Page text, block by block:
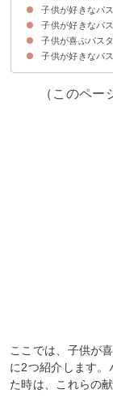
①鶏肉とほう
②牛乳で簡単に
③幼児食になる
④豆乳カルボ
⑤シーフードミ
⑥濃厚かぼちゃ
子供が好きなパ
①トマトとチ
②トマト缶と
③なすとベー
④豚そぼろの
⑤幼児食にな
子供が好きなパ
①スパゲッテ
②きのこのナ
③トマトクリ
④カレーナポ
子供が喜ぶパス
献立メニュー
献立メニュー
子供が好きなパ
（このペー
ここでは、子供が
に2つ紹介します。
た時は、これらの